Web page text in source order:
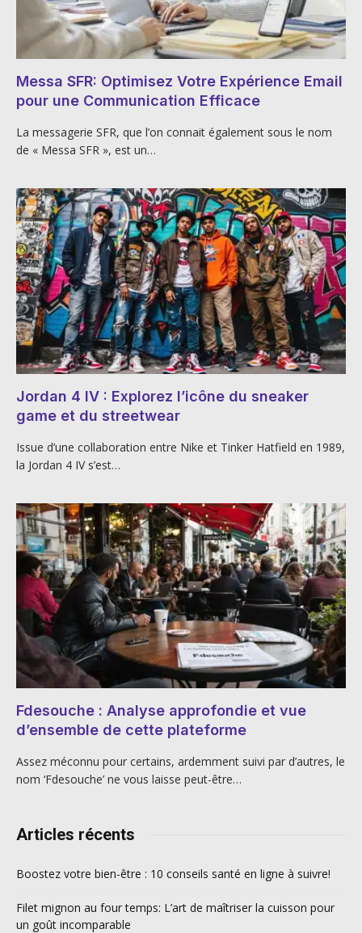
Messa SFR: Optimisez Votre Expérience Email
pour une Communication Efficace
La messagerie SFR, que l’on connait également sous le nom
de « Messa SFR », est un…
Jordan 4 IV : Explorez l’icône du sneaker
game et du streetwear
Issue d’une collaboration entre Nike et Tinker Hatfield en 1989,
la Jordan 4 IV s’est…
Fdesouche : Analyse approfondie et vue
d’ensemble de cette plateforme
Assez méconnu pour certains, ardemment suivi par d’autres, le
nom ‘Fdesouche’ ne vous laisse peut-être…
Articles récents
Boostez votre bien-être : 10 conseils santé en ligne à suivre!
Filet mignon au four temps: L’art de maîtriser la cuisson pour
un goût incomparable